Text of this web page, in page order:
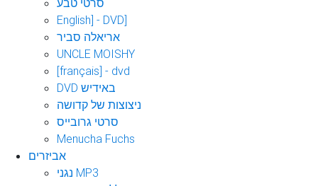
English] - DVD]
אריאלה סביר
UNCLE MOISHY
[français] - dvd
DVD באידיש
ניצוצות של קדושה
סרטי גרובייס
Menucha Fuchs
אביזרים
נגני MP3